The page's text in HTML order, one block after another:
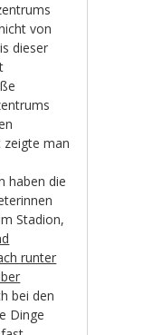
von
dieser
zeigte man
haben die
Stadion,
runter
bei den
Dinge